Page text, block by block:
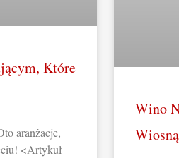
Które
aranżacje,
<Artykuł
Wino